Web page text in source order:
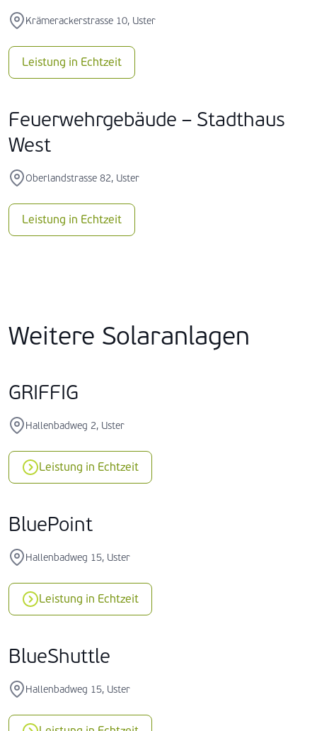
Krämerackerstrasse 10, Uster
Leistung in Echtzeit
Feuerwehrgebäude – Stadthaus
West
Oberlandstrasse 82, Uster
Leistung in Echtzeit
Weitere Solaranlagen
GRIFFIG
Hallenbadweg 2, Uster
Leistung in Echtzeit
BluePoint
Hallenbadweg 15, Uster
Leistung in Echtzeit
BlueShuttle
Hallenbadweg 15, Uster